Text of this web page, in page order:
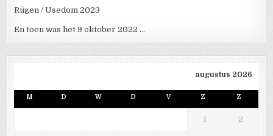
Rügen / Usedom 2023
En toen was het 9 oktober 2022 …
augustus 2026
M D W D V Z Z
1 2